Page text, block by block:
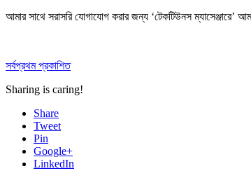
আমার সাথে সরাসরি যোগাযোগ করার জন্য ‘টেকটিউনস ম্যাসেঞ্জারে’
সর্বপ্রথম প্রকাশিত
Sharing is caring!
Share
Tweet
Pin
Google+
LinkedIn